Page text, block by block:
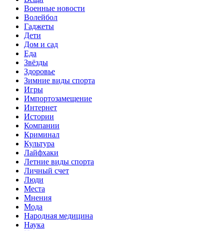
Военные новости
Волейбол
Гаджеты
Дети
Дом и сад
Еда
Звёзды
Здоровье
Зимние виды спорта
Игры
Импортозамещение
Интернет
Истории
Компании
Криминал
Культура
Лайфхаки
Летние виды спорта
Личный счет
Люди
Места
Мнения
Мода
Народная медицина
Наука